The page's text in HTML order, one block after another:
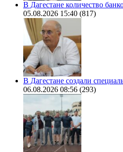
В Дагестане количество
05.08.2026 15:40 (817)
В Дагестане создали
06.08.2026 08:56 (293)